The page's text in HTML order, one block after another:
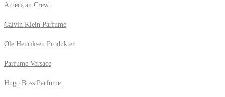
American Crew
Calvin Klein Parfume
Ole Henriksen Produkter
Parfume Versace
Hugo Boss Parfume